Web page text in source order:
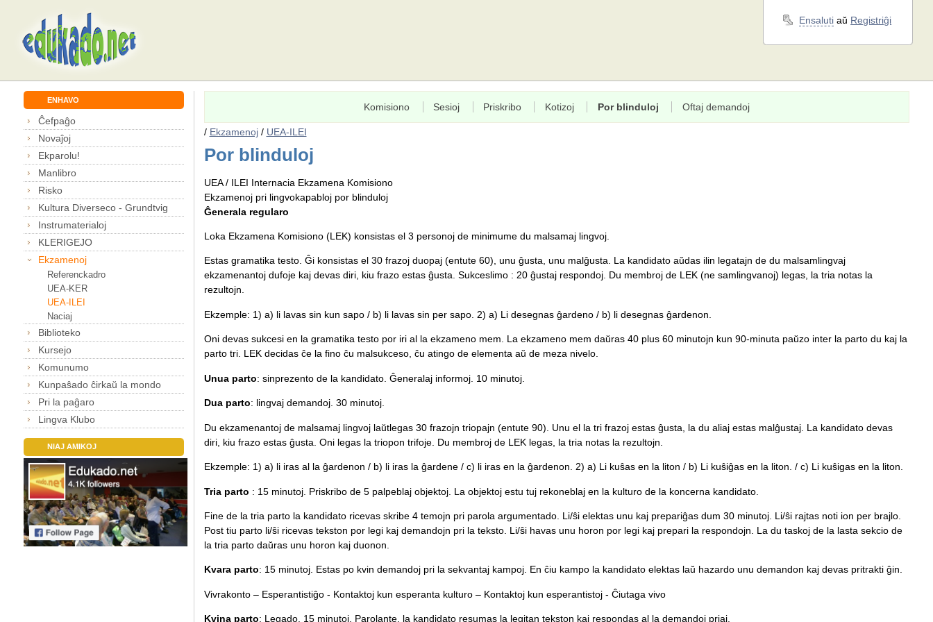
Ensaluti aŭ Registriĝi
ENHAVO
Ĉefpaĝo
Novaĵoj
Ekparolu!
Manlibro
Risko
Kultura Diverseco - Grundtvig
Instrumaterialoj
KLERIGEJO
Ekzamenoj
Referenckadro
UEA-KER
UEA-ILEI
Naciaj
Biblioteko
Kursejo
Komunumo
Kunpaŝado ĉirkaŭ la mondo
Pri la paĝaro
Lingva Klubo
NIAJ AMIKOJ
Komisiono Sesioj Priskribo Kotizoj Por blinduloj Oftaj demandoj
/ Ekzamenoj/ UEA-ILEI
Por blinduloj
UEA / ILEI Internacia Ekzamena Komisiono
Ekzamenoj pri lingvokapabloj por blinduloj
Ĝenerala regularo
Loka Ekzamena Komisiono (LEK) konsistas el 3 personoj de minimume du malsamaj lingvoj.
Estas gramatika testo. Ĝi konsistas el 30 frazoj duopaj (entute 60), unu ĝusta, unu malĝusta. La kandidato aŭdas ilin legatajn de du malsamlingvaj
ekzamenantoj dufoje kaj devas diri, kiu frazo estas ĝusta. Sukceslimo : 20 ĝustaj respondoj. Du membroj de LEK (ne samlingvanoj) legas, la tria notas la
rezultojn.
Ekzemple: 1) a) li lavas sin kun sapo / b) li lavas sin per sapo. 2) a) Li desegnas ĝardeno / b) li desegnas ĝardenon.
Oni devas sukcesi en la gramatika testo por iri al la ekzameno mem. La ekzameno mem daŭras 40 plus 60 minutojn kun 90-minuta paŭzo inter la parto du kaj la
parto tri. LEK decidas ĉe la fino ĉu malsukceso, ĉu atingo de elementa aŭ de meza nivelo.
Unua parto: sinprezento de la kandidato. Ĝeneralaj informoj. 10 minutoj.
Dua parto: lingvaj demandoj. 30 minutoj.
Du ekzamenantoj de malsamaj lingvoj laŭtlegas 30 frazojn triopajn (entute 90). Unu el la tri frazoj estas ĝusta, la du aliaj estas malĝustaj. La kandidato devas
diri, kiu frazo estas ĝusta. Oni legas la triopon trifoje. Du membroj de LEK legas, la tria notas la rezultojn.
Ekzemple: 1) a) li iras al la ĝardenon / b) li iras la ĝardene / c) li iras en la ĝardenon. 2) a) Li kuŝas en la liton / b) Li kuŝiĝas en la liton. / c) Li kuŝigas en la liton.
Tria parto : 15 minutoj. Priskribo de 5 palpeblaj objektoj. La objektoj estu tuj rekoneblaj en la kulturo de la koncerna kandidato.
Fine de la tria parto la kandidato ricevas skribe 4 temojn pri parola argumentado. Li/ŝi elektas unu kaj prepariĝas dum 30 minutoj. Li/ŝi rajtas noti ion per brajlo.
Post tiu parto li/ŝi ricevas tekston por legi kaj demandojn pri la teksto. Li/ŝi havas unu horon por legi kaj prepari la respondojn. La du taskoj de la lasta sekcio de
la tria parto daŭras unu horon kaj duonon.
Kvara parto: 15 minutoj. Estas po kvin demandoj pri la sekvantaj kampoj. En ĉiu kampo la kandidato elektas laŭ hazardo unu demandon kaj devas pritrakti ĝin.
Vivrakonto – Esperantistiĝo - Kontaktoj kun esperanta kulturo – Kontaktoj kun esperantistoj - Ĉiutaga vivo
Kvina parto: Legado. 15 minutoj. Parolante, la kandidato resumas la legitan tekston kaj respondas al la demandoj priaj.